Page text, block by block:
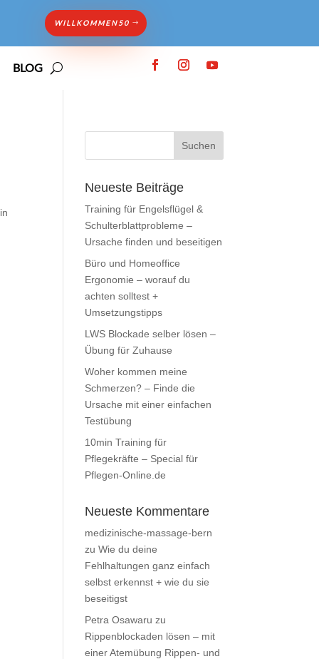
WILLKOMMEN50
BLOG
Neueste Beiträge
Training für Engelsflügel &
Schulterblattprobleme –
Ursache finden und beseitigen
Büro und Homeoffice
Ergonomie – worauf du
achten solltest +
Umsetzungstipps
LWS Blockade selber lösen –
Übung für Zuhause
Woher kommen meine
Schmerzen? – Finde die
Ursache mit einer einfachen
Testübung
10min Training für
Pflegekräfte – Special für
Pflegen-Online.de
Neueste Kommentare
medizinische-massage-bern
zuWie du deine
Fehlhaltungen ganz einfach
selbst erkennst + wie du sie
beseitigst
Petra Osawaru zu
Rippenblockaden lösen – mit
einer Atemübung Rippen- und